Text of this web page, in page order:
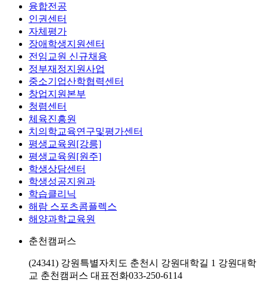
융합전공
인권센터
자체평가
장애학생지원센터
전임교원 신규채용
정부재정지원사업
중소기업산학협력센터
창업지원본부
청렴센터
체육진흥원
치의학교육연구및평가센터
평생교육원[강릉]
평생교육원[원주]
학생상담센터
학생성공지원과
학습클리닉
해람 스포츠콤플렉스
해양과학교육원
춘천캠퍼스
(24341) 강원특별자치도 춘천시 강원대학길 1 강원대학
교 춘천캠퍼스 대표전화033-250-6114